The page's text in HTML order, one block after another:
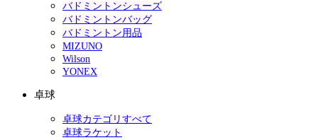
バドミントンシューズ
バドミントンバッグ
バドミントン用品
MIZUNO
Wilson
YONEX
卓球
卓球カテゴリすべて
卓球ラケット